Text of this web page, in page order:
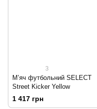
3
М’яч футбольний SELECT
Street Kicker Yellow
1 417 грн